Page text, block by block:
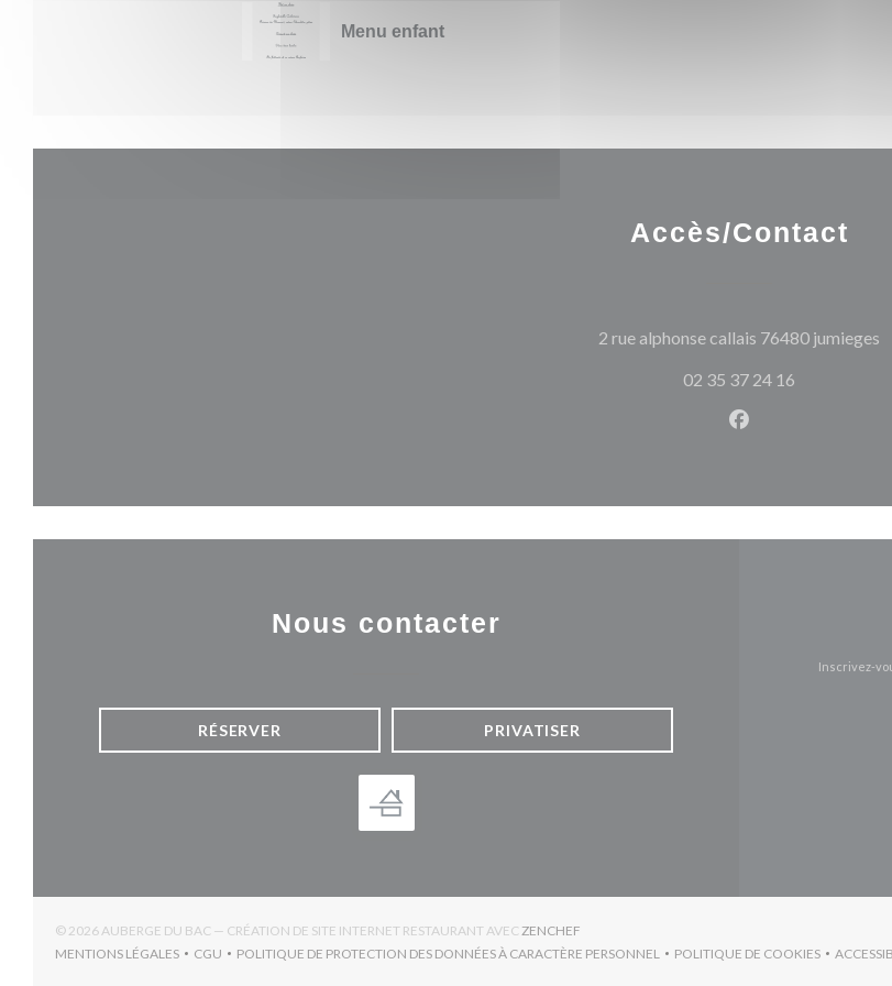
Menu enfant
Accès/Contact
2 rue alphonse callais 76480 jumieges
02 35 37 24 16
Facebook
Nous contacter
RÉSERVER PRIVATISER
Inscrivez-
© 2026 AUBERGE DU BAC — CRÉATION DE SITE INTERNET RESTAURANT AVEC ZENCHEF
MENTIONS LÉGALES
((OUVRE UNE NOUVELLE FENÊTRE))
CGU
((OUVRE UNE NOUVELLE FENÊTRE))
POLITIQUE DE PROTECTION DES DONNÉES À CARACTÈRE PERSONNEL
((OUVRE UNE NOUVELLE FENÊTRE))
POLITIQUE DE COOKIES
((OUVRE UNE